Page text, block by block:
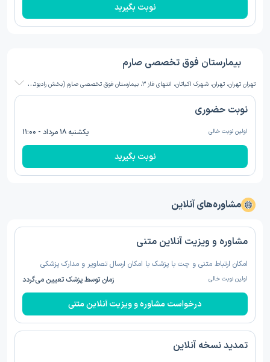
نوبت بگیرید
بیمارستان فوق تخصصی صارم
ت
هران تهران، تهران، شهرک اکباتان، انتهای فاز 3، بیمارستان فوق تخصصی صارم (بخش رادیوتراپی انکولوژی)
نوبت حضوری
اولین نوبت خالی یکشنبه ۱۸ مرداد - ۱۱:۰۰
نوبت بگیرید
مشاوره‌های آنلاین
مشاوره و ویزیت آنلاین متنی
امکان ارتباط متنی و چت با پزشک با امکان ارسال تصاویر و مدارک پزشکی
اولین نوبت خالی زمان توسط پزشک تعیین می‌گردد
درخواست مشاوره و ویزیت آنلاین متنی
تمدید نسخه‌ آنلاین